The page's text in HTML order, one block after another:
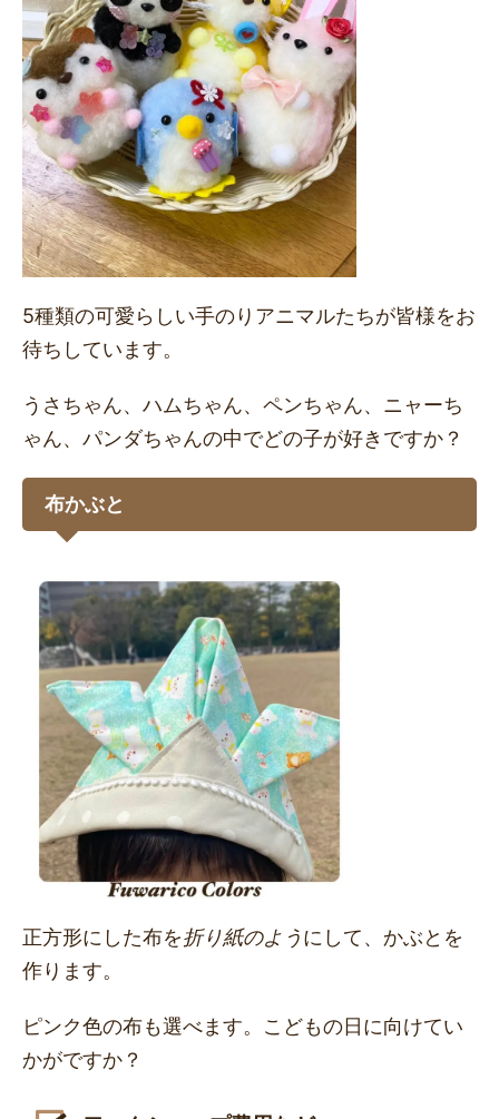
5種類の可愛らしい手のりアニマルたちが皆様をお
待ちしています。
うさちゃん、ハムちゃん、ペンちゃん、ニャーち
ゃん、パンダちゃんの中でどの子が好きですか？
布かぶと
正方形にした布を折り紙のようにして、かぶとを
作ります。
ピンク色の布も選べます。こどもの日に向けてい
かがですか？